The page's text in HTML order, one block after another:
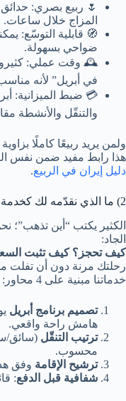
🌷 ربيع بصري:
المزاج خلال ساعات.
🧭 قابلية التوسّع:
ضواحي بسهولة.
🕰️ وقت عملي:
في أبريل” لأنه
💳 ضبط الميزانية:
والتنقّل والأنشطة
ولمن يريد ربيعًا كاملًا
هذا رابط مفيد ضمن نفس
دليل إيران في الربيع.
2) ما الذي نقدّمه لك كخدمة؟ (وليس كلامًا عامًا) 🧾
الكثير يكتب “أين تذهب”؛
الجاد:
كيف تحجز؟ كيف تثبت
رحلتك مرنة دون أن تفلت
خدماتنا مبنية على 4 محاور:
تصميم برنامج أبريل
هامش راحة واقعي.
ترتيب التنقّل (سائق/
محسوب.
ترشيح الإقامة وفق
شفافية قبل الدفع: